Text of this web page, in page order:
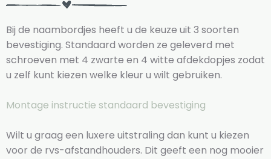
Bij de naambordjes heeft u de keuze uit 3 soorten
bevestiging. Standaard worden ze geleverd met
schroeven met 4 zwarte en 4 witte afdekdopjes zodat
u zelf kunt kiezen welke kleur u wilt gebruiken.
Montage instructie standaard bevestiging
Wilt u graag een luxere uitstraling dan kunt u kiezen
voor de rvs-afstandhouders. Dit geeft een nog mooier